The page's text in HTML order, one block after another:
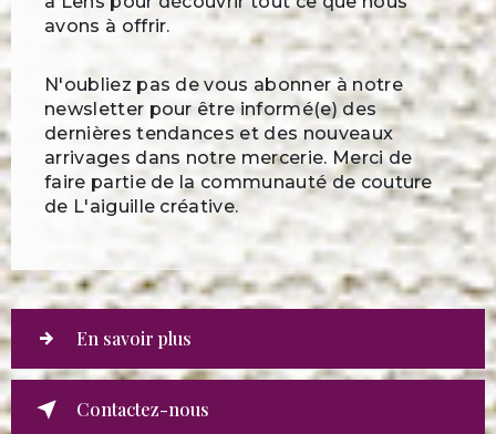
avons à offrir.
N'oubliez pas de vous abonner à notre
newsletter pour être informé(e) des
dernières tendances et des nouveaux
arrivages dans notre mercerie. Merci de
faire partie de la communauté de couture
de L'aiguille créative.
En savoir plus
Contactez-nous